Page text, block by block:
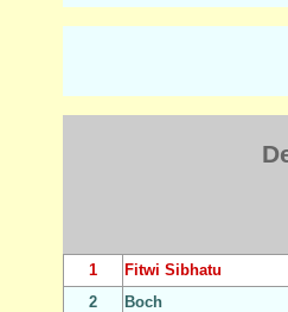
1
Fitwi Sibhatu
2
Boch